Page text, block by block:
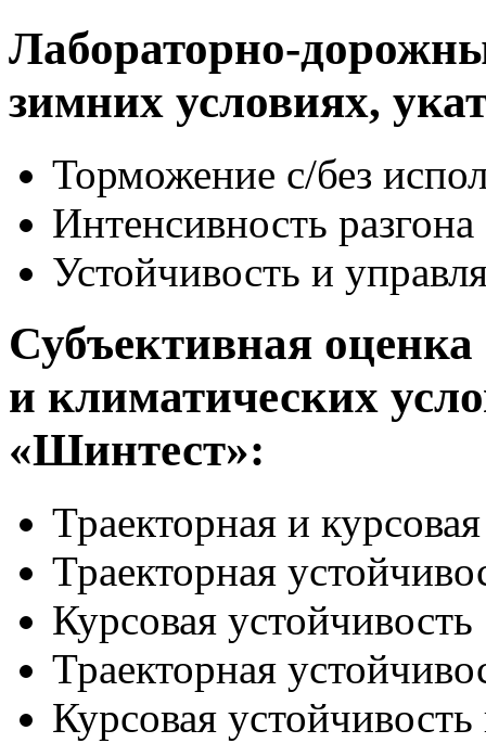
Лабораторно-
зимних условиях,
Торможение с/без
Интенсивность разгона
Устойчивость и
Субъективная
и климатических
«Шинтест»:
Траекторная и
Траекторная
Курсовая устойчивость
Траекторная
Курсовая